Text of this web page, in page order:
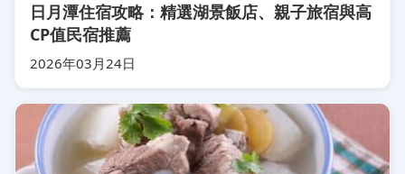
日月潭住宿攻略：精選湖景飯店、親子旅宿與高
CP值民宿推薦
2026年03月24日